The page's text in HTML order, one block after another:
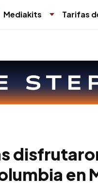
Mediakits Tarifas
en